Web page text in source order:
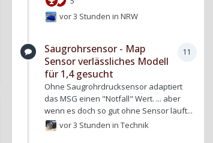
vor 3 Stunden inNRW
11
Saugrohrsensor - Map
Sensor verlässliches Modell
für 1,4 gesucht
Ohne Saugrohrdrucksensor adaptiert
das MSG einen "Notfall" Wert. ... aber
wenn es doch so gut ohne Sensor läuft...
vor 3 Stunden inTechnik